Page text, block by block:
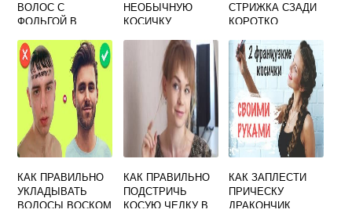
ВОЛОС С
ФОЛЬГОЙ В
УСЛОВИЯХ
НЕОБЫЧНУЮ
КОСИЧКУ
СТРИЖКА СЗАДИ
КОРОТКО
ДЛИННО
КАК ПРАВИЛЬНО
УКЛАДЫВАТЬ
ВОЛОСЫ ВОСКОМ
КАК ПРАВИЛЬНО
ПОДСТРИЧЬ
КОСУЮ ЧЕЛКУ В
КАК ЗАПЛЕСТИ
ПРИЧЕСКУ
ДРАКОНЧИК